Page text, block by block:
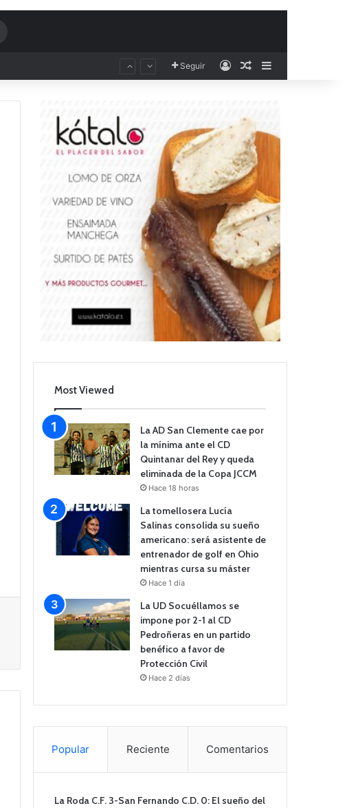
Seguir AccesoPublicación al
Most Viewed
La AD San Clemente cae por
la mínima ante el CD
Quintanar del Rey y queda
eliminada de la Copa JCCM
Hace 18 horas
La tomellosera Lucía
Salinas consolida su sueño
americano: será asistente de
entrenador de golf en Ohio
mientras cursa su máster
Hace 1 día
La UD Socuéllamos se
impone por 2-1 al CD
Pedroñeras en un partido
benéfico a favor de
Protección Civil
Hace 2 días
Popular Reciente Comentarios
La Roda C.F. 3-San Fernando C.D. 0: El sueño del